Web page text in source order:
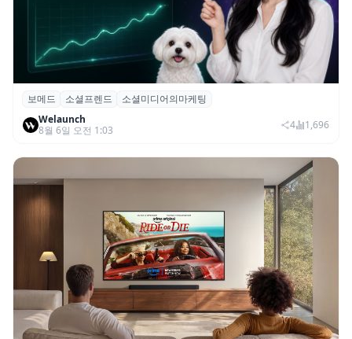
보메드 ‘소셜프렌드’, 유튜브·인스타 등 6개
SNS 마케팅 통합 지원
보메드 소셜프렌드
소셜미디어의마케팅
Welaunch
8월 6일 오전 1:03
4 1,696